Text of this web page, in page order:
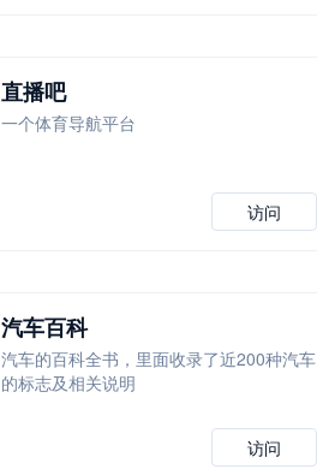
直播吧
一个体育导航平台
访问
汽车百科
汽车的百科全书，里面收录了近200种汽车
的标志及相关说明
访问